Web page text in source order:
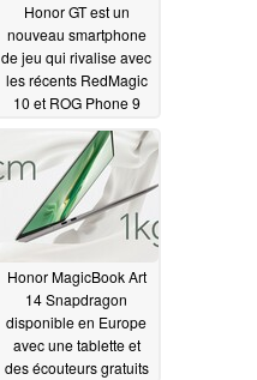
Honor GT est un
nouveau smartphone
de jeu qui rivalise avec
les récents RedMagic
10 et ROG Phone 9
12/17/2024
Honor MagicBook Art
14 Snapdragon
disponible en Europe
avec une tablette et
des écouteurs gratuits